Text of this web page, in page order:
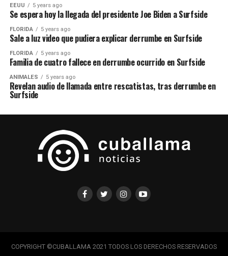
EEUU 5 years ago
Se espera hoy la llegada del presidente Joe Biden a Surfside
FLORIDA 5 years ago
Sale a luz video que pudiera explicar derrumbe en Surfside
FLORIDA 5 years ago
Familia de cuatro fallece en derrumbe ocurrido en Surfside
ANIMALES 5 years ago
Revelan audio de llamada entre rescatistas, tras derrumbe en
Surfside
COPYRIGHT ©CUBALLAMA 2021 TODOS LOS DERECHOS RESERVADOS